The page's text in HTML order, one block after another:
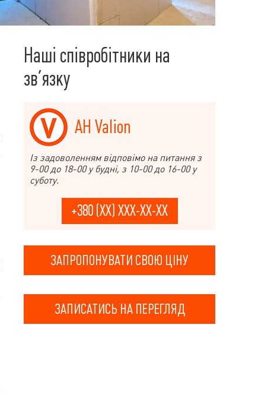
Наші співробітники на
зв’язку
АН Valion
Із задоволенням відповімо на питання з
9-00 до 18-00 у будні, з 10-00 до 16-00 у
суботу.
+380 (XX) XXX-XX-XX
ЗАПРОПОНУВАТИ СВОЮ ЦІНУ
ЗАПИСАТИСЬ НА ПЕРЕГЛЯД